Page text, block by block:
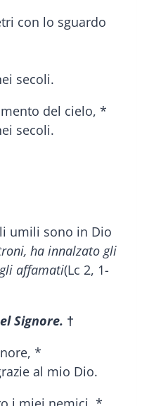
con lo sguardo
secoli.
del cielo, *
secoli.
umili sono in Dio
ha innalzato gli
affamati(Lc 2, 1-
Signore. †
*
al mio Dio.